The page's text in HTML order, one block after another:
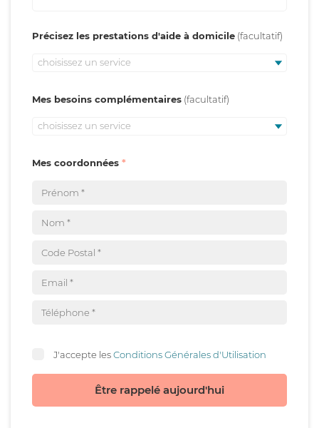
Précisez les prestations d'aide à domicile
choisissez un service
Mes besoins complémentaires
choisissez un service
Mes coordonnées
J'accepte lesConditions Générales d'Utilisation
Être rappelé aujourd'hui